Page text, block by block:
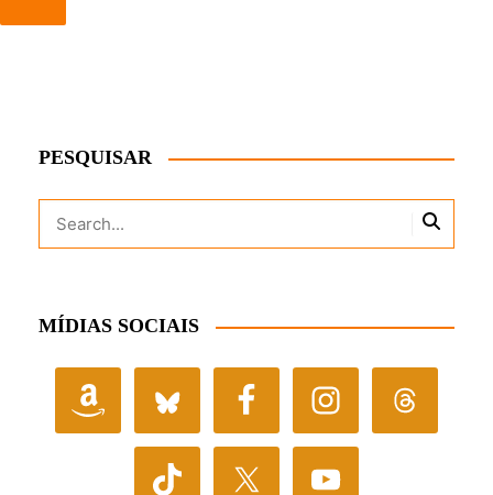
PESQUISAR
MÍDIAS SOCIAIS